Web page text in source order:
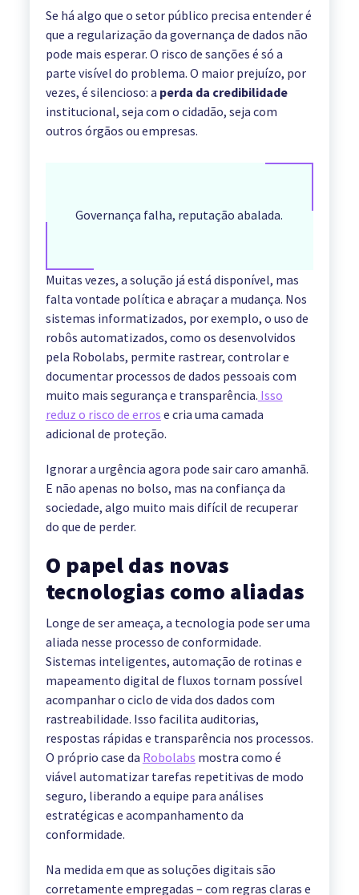
Se há algo que o setor público precisa entender é
que a regularização da governança de dados não
pode mais esperar. O risco de sanções é só a
parte visível do problema. O maior prejuízo, por
vezes, é silencioso: a perda da credibilidade
institucional, seja com o cidadão, seja com
outros órgãos ou empresas.
Governança falha, reputação abalada.
Muitas vezes, a solução já está disponível, mas
falta vontade política e abraçar a mudança. Nos
sistemas informatizados, por exemplo, o uso de
robôs automatizados, como os desenvolvidos
pela Robolabs, permite rastrear, controlar e
documentar processos de dados pessoais com
muito mais segurança e transparência. Isso
reduz o risco de erros e cria uma camada
adicional de proteção.
Ignorar a urgência agora pode sair caro amanhã.
E não apenas no bolso, mas na confiança da
sociedade, algo muito mais difícil de recuperar
do que de perder.
O papel das novas
tecnologias como aliadas
Longe de ser ameaça, a tecnologia pode ser uma
aliada nesse processo de conformidade.
Sistemas inteligentes, automação de rotinas e
mapeamento digital de fluxos tornam possível
acompanhar o ciclo de vida dos dados com
rastreabilidade. Isso facilita auditorias,
respostas rápidas e transparência nos processos.
O próprio case da Robolabs mostra como é
viável automatizar tarefas repetitivas de modo
seguro, liberando a equipe para análises
estratégicas e acompanhamento da
conformidade.
Na medida em que as soluções digitais são
corretamente empregadas – com regras claras e